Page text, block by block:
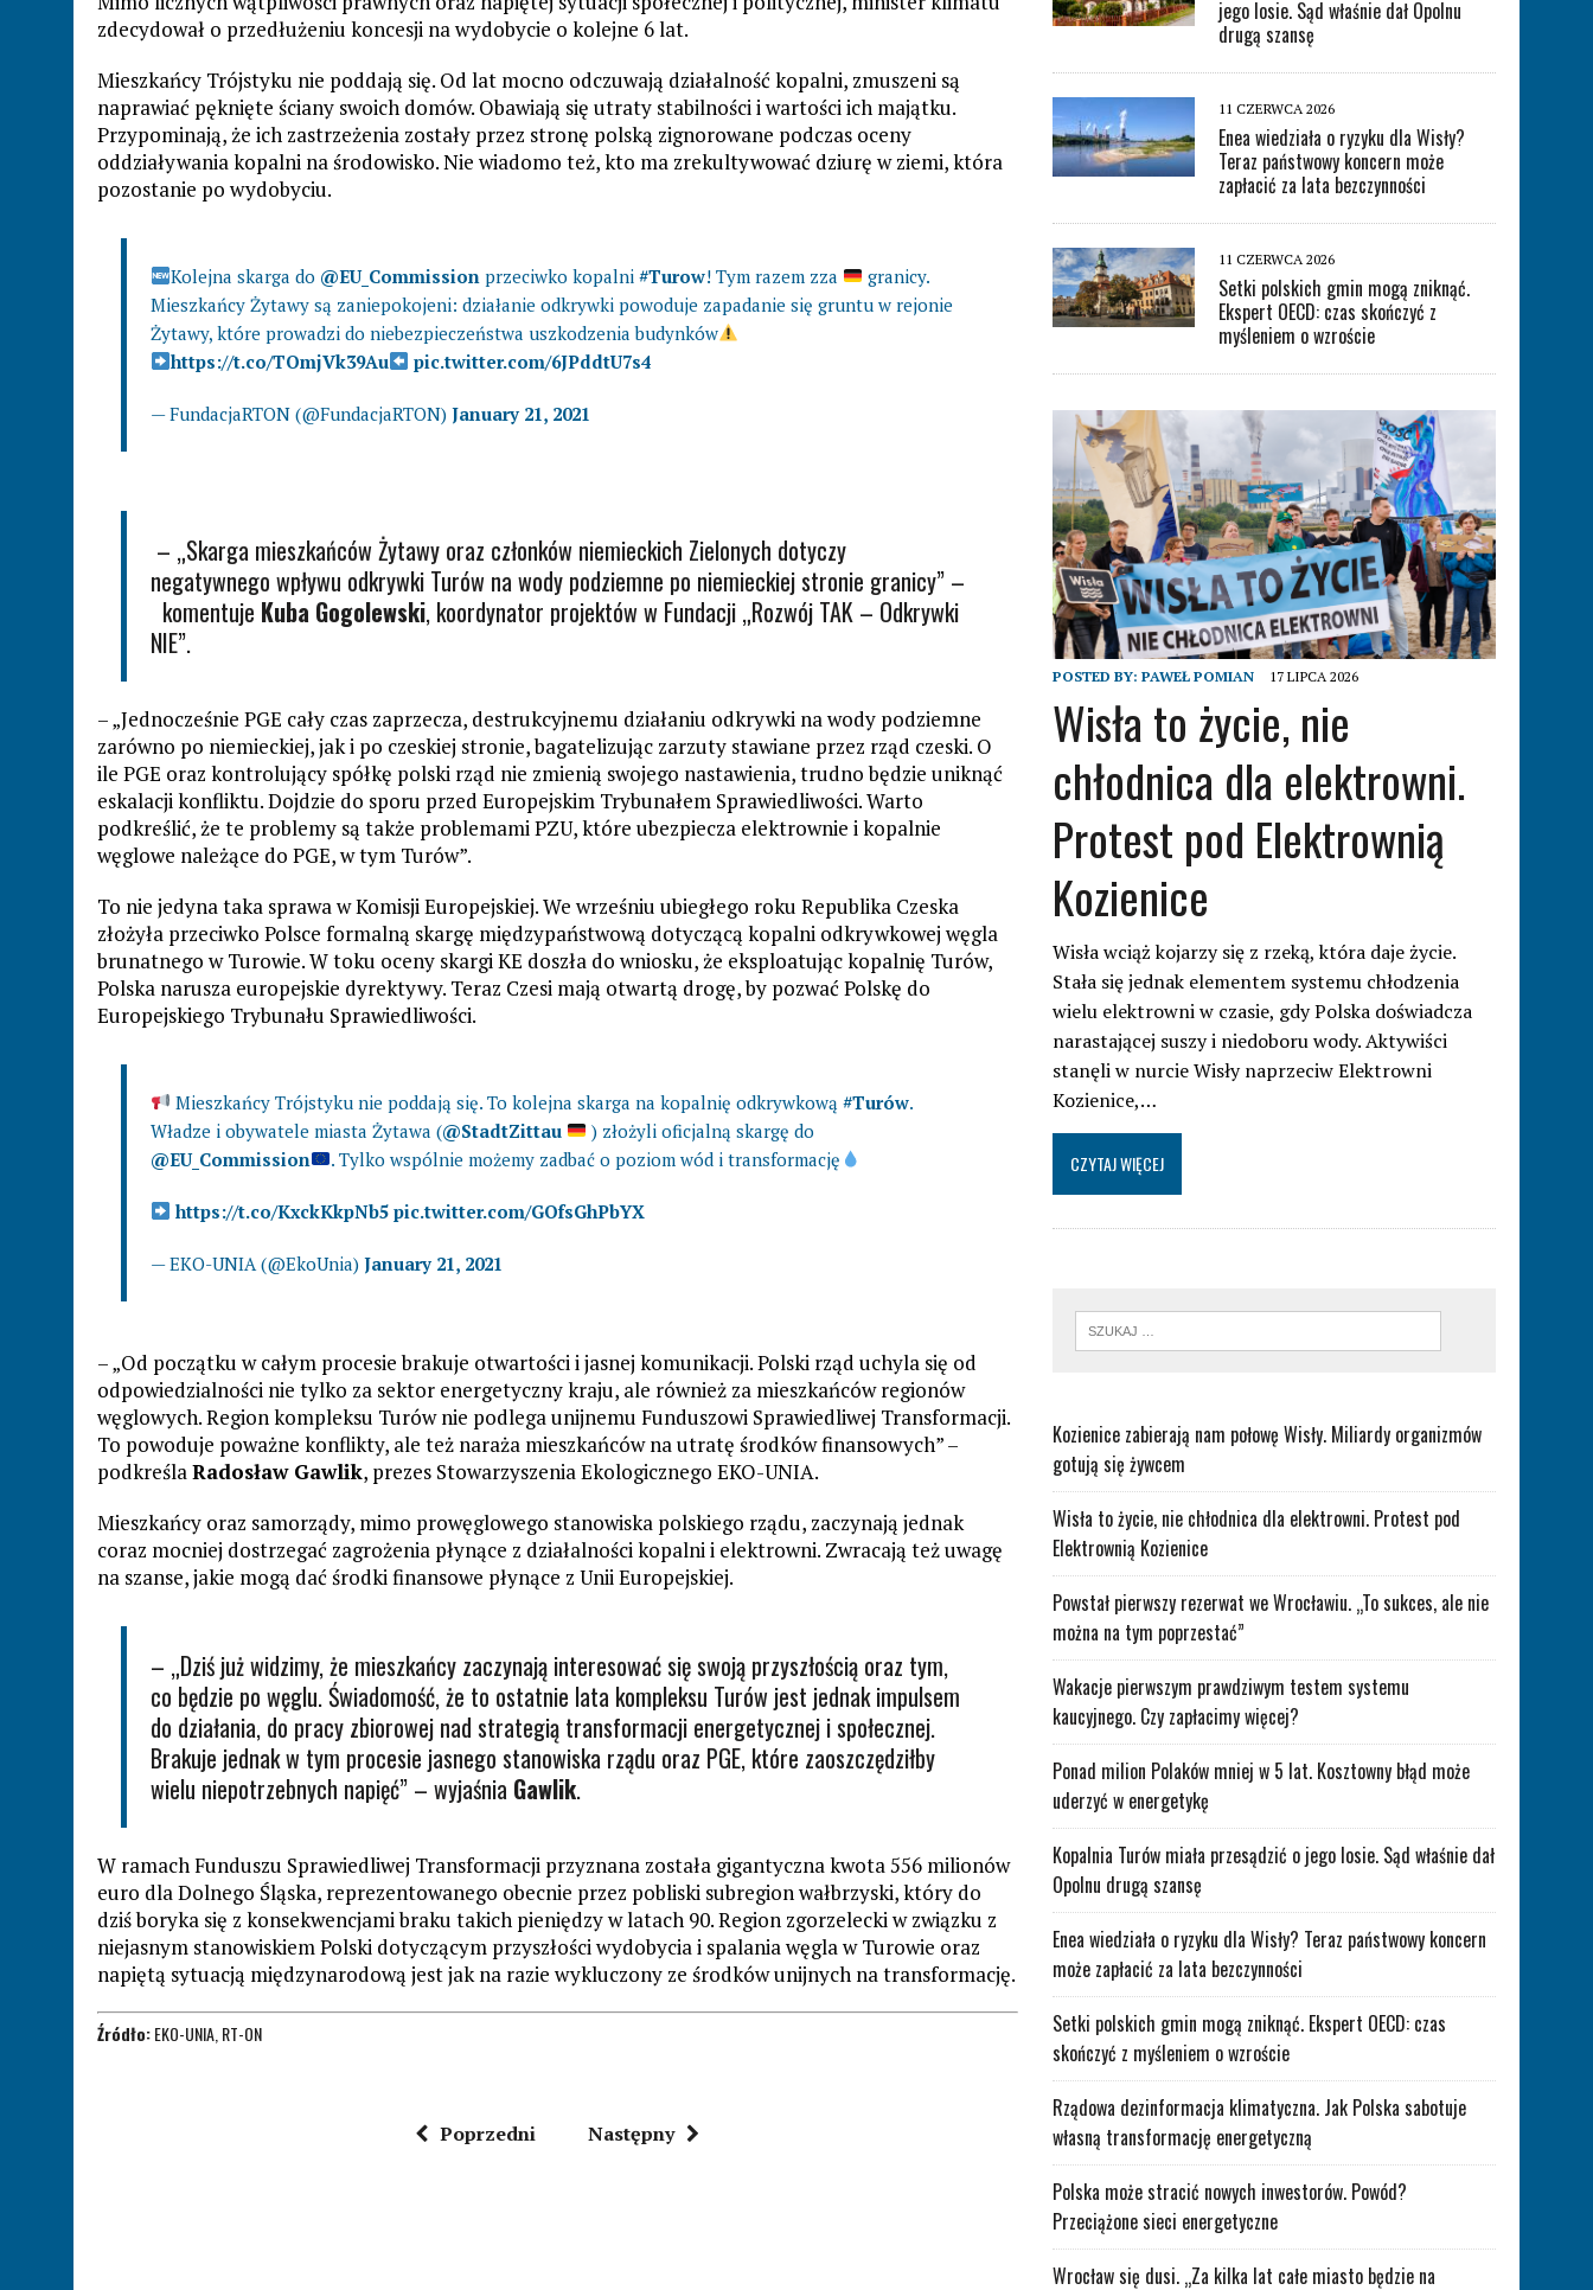
zdecydował o przedłużeniu koncesji na wydobycie o kolejne 6 lat.
Mieszkańcy Trójstyku nie poddają się. Od lat mocno odczuwają działalność kopalni, zmuszeni są
naprawiać pęknięte ściany swoich domów. Obawiają się utraty stabilności i wartości ich majątku.
Przypominają, że ich zastrzeżenia zostały przez stronę polską zignorowane podczas oceny
oddziaływania kopalni na środowisko. Nie wiadomo też, kto ma zrekultywować dziurę w ziemi, która
pozostanie po wydobyciu.
Kolejna skarga do @EU_Commission przeciwko kopalni#Turow! Tym razem zza
granicy.
Mieszkańcy Żytawy są zaniepokojeni: działanie odkrywki powoduje zapadanie się gruntu w rejonie
Żytawy, które prowadzi do niebezpieczeństwa uszkodzenia budynków
https://t.co/TOmjVk39Au
pic.twitter.com/6JPddtU7s4
— FundacjaRTON (@FundacjaRTON) January 21, 2021
– „Skarga mieszkańców Żytawy oraz członków niemieckich Zielonych dotyczy
negatywnego wpływu odkrywki Turów na wody podziemne po niemieckiej stronie granicy” –
komentuje Kuba Gogolewski, koordynator projektów w Fundacji „Rozwój TAK – Odkrywki
NIE”.
– „Jednocześnie PGE cały czas zaprzecza, destrukcyjnemu działaniu odkrywki na wody podziemne
zarówno po niemieckiej, jak i po czeskiej stronie, bagatelizując zarzuty stawiane przez rząd czeski. O
ile PGE oraz kontrolujący spółkę polski rząd nie zmienią swojego nastawienia, trudno będzie uniknąć
eskalacji konfliktu. Dojdzie do sporu przed Europejskim Trybunałem Sprawiedliwości. Warto
podkreślić, że te problemy są także problemami PZU, które ubezpiecza elektrownie i kopalnie
węglowe należące do PGE, w tym Turów”.
To nie jedyna taka sprawa w Komisji Europejskiej. We wrześniu ubiegłego roku Republika Czeska
złożyła przeciwko Polsce formalną skargę międzypaństwową dotyczącą kopalni odkrywkowej węgla
brunatnego w Turowie. W toku oceny skargi KE doszła do wniosku, że eksploatując kopalnię Turów,
Polska narusza europejskie dyrektywy. Teraz Czesi mają otwartą drogę, by pozwać Polskę do
Europejskiego Trybunału Sprawiedliwości.
Mieszkańcy Trójstyku nie poddają się. To kolejna skarga na kopalnię odkrywkową#Turów.
Władze i obywatele miasta Żytawa (@StadtZittau
) złożyli oficjalną skargę do
@EU_Commission
. Tylko wspólnie możemy zadbać o poziom wód i transformację
https://t.co/KxckKkpNb5 pic.twitter.com/GOfsGhPbYX
— EKO-UNIA (@EkoUnia) January 21, 2021
– „Od początku w całym procesie brakuje otwartości i jasnej komunikacji. Polski rząd uchyla się od
odpowiedzialności nie tylko za sektor energetyczny kraju, ale również za mieszkańców regionów
węglowych. Region kompleksu Turów nie podlega unijnemu Funduszowi Sprawiedliwej Transformacji.
To powoduje poważne konflikty, ale też naraża mieszkańców na utratę środków finansowych” –
podkreślaRadosław Gawlik, prezes Stowarzyszenia Ekologicznego EKO-UNIA.
Mieszkańcy oraz samorządy, mimo prowęglowego stanowiska polskiego rządu, zaczynają jednak
coraz mocniej dostrzegać zagrożenia płynące z działalności kopalni i elektrowni. Zwracają też uwagę
na szanse, jakie mogą dać środki finansowe płynące z Unii Europejskiej.
– „Dziś już widzimy, że mieszkańcy zaczynają interesować się swoją przyszłością oraz tym,
co będzie po węglu. Świadomość, że to ostatnie lata kompleksu Turów jest jednak impulsem
do działania, do pracy zbiorowej nad strategią transformacji energetycznej i społecznej.
Brakuje jednak w tym procesie jasnego stanowiska rządu oraz PGE, które zaoszczędziłby
wielu niepotrzebnych napięć” – wyjaśnia Gawlik.
W ramach Funduszu Sprawiedliwej Transformacji przyznana została gigantyczna kwota 556 milionów
euro dla Dolnego Śląska, reprezentowanego obecnie przez pobliski subregion wałbrzyski, który do
dziś boryka się z konsekwencjami braku takich pieniędzy w latach 90. Region zgorzelecki w związku z
niejasnym stanowiskiem Polski dotyczącym przyszłości wydobycia i spalania węgla w Turowie oraz
napiętą sytuacją międzynarodową jest jak na razie wykluczony ze środków unijnych na transformację.
Źródło:EKO-UNIA, RT-ON
Poprzedni Następny
jego losie. Sąd właśnie dał Opolnu
drugą szansę
11 CZERWCA 2026
Enea wiedziała o ryzyku dla Wisły?
Teraz państwowy koncern może
zapłacić za lata bezczynności
11 CZERWCA 2026
Setki polskich gmin mogą zniknąć.
Ekspert OECD: czas skończyć z
myśleniem o wzroście
POSTED BY:PAWEŁ POMIAN 17 LIPCA 2026
Wisła to życie, nie
chłodnica dla elektrowni.
Protest pod Elektrownią
Kozienice
Wisła wciąż kojarzy się z rzeką, która daje życie.
Stała się jednak elementem systemu chłodzenia
wielu elektrowni w czasie, gdy Polska doświadcza
narastającej suszy i niedoboru wody. Aktywiści
stanęli w nurcie Wisły naprzeciw Elektrowni
Kozienice,…
CZYTAJ WIĘCEJ
Kozienice zabierają nam połowę Wisły. Miliardy organizmów
gotują się żywcem
Wisła to życie, nie chłodnica dla elektrowni. Protest pod
Elektrownią Kozienice
Powstał pierwszy rezerwat we Wrocławiu. „To sukces, ale nie
można na tym poprzestać”
Wakacje pierwszym prawdziwym testem systemu
kaucyjnego. Czy zapłacimy więcej?
Ponad milion Polaków mniej w 5 lat. Kosztowny błąd może
uderzyć w energetykę
Kopalnia Turów miała przesądzić o jego losie. Sąd właśnie dał
Opolnu drugą szansę
Enea wiedziała o ryzyku dla Wisły? Teraz państwowy koncern
może zapłacić za lata bezczynności
Setki polskich gmin mogą zniknąć. Ekspert OECD: czas
skończyć z myśleniem o wzroście
Rządowa dezinformacja klimatyczna. Jak Polska sabotuje
własną transformację energetyczną
Polska może stracić nowych inwestorów. Powód?
Przeciążone sieci energetyczne
Wrocław się dusi. „Za kilka lat całe miasto będzie na